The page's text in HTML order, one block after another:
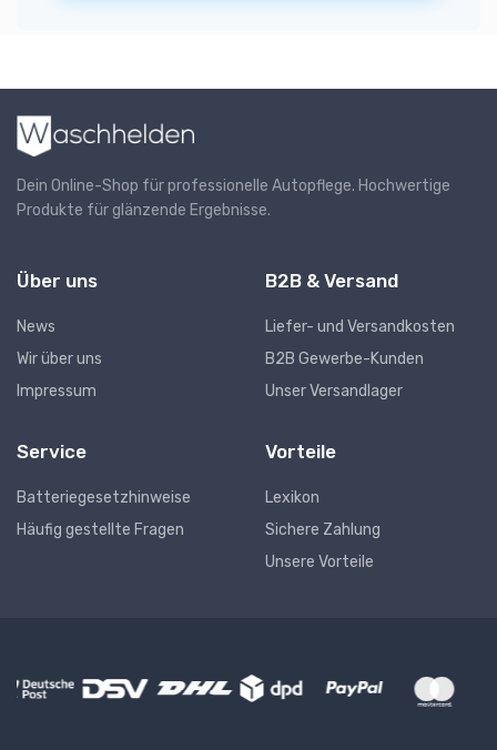
Dein Online-Shop für professionelle Autopflege. Hochwertige
Produkte für glänzende Ergebnisse.
Über uns
News
Wir über uns
Impressum
B2B & Versand
Liefer- und Versandkosten
B2B Gewerbe-Kunden
Unser Versandlager
Service
Batteriegesetzhinweise
Häufig gestellte Fragen
Vorteile
Lexikon
Sichere Zahlung
Unsere Vorteile